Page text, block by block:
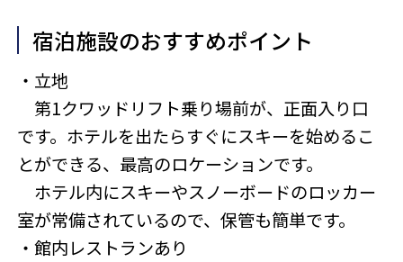
宿泊施設のおすすめポイント
・立地
第1クワッドリフト乗り場前が、正面入り口
です。ホテルを出たらすぐにスキーを始めるこ
とができる、最高のロケーションです。
ホテル内にスキーやスノーボードのロッカー
室が常備されているので、保管も簡単です。
・館内レストランあり